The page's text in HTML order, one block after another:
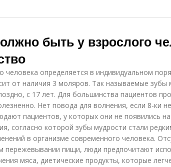
быть у взрослого
человека определяется в индивидуальном
от наличия 3 моляров. Так называемые зубы
с 17 лет. Для большинства пациентов
Нет повода для волнения, если 8-ки
пациентов, у которых они не появились
согласно которой зубы мудрости стали
в организме современного человека.
пережевывании пищи, люди предпочитают
мяса, диетические продукты, которые